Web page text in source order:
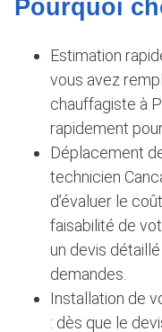
Pourquoi
Estimation
vous avez
chauffagiste à
rapidement
Déplacement
technicien
d’évaluer le
faisabilité de
un devis
demandes.
Installation de
: dès que le